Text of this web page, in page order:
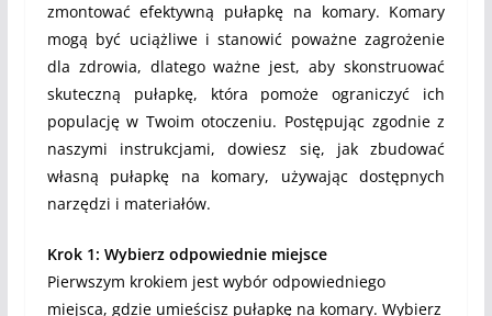
zmontować efektywną pułapkę na komary. Komary
mogą być uciążliwe i stanowić poważne zagrożenie
dla zdrowia, dlatego ważne jest, aby skonstruować
skuteczną pułapkę, która pomoże ograniczyć ich
populację w Twoim otoczeniu. Postępując zgodnie z
naszymi instrukcjami, dowiesz się, jak zbudować
własną pułapkę na komary, używając dostępnych
narzędzi i materiałów.
Krok 1: Wybierz odpowiednie miejsce
Pierwszym krokiem jest wybór odpowiedniego
miejsca, gdzie umieścisz pułapkę na komary. Wybierz